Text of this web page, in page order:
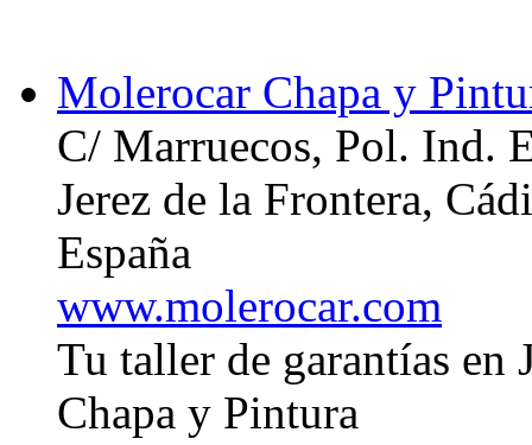
Molerocar Chapa y
C/ Marruecos, Pol. Ind.
Jerez de la Frontera,
España
www.molerocar.com
Tu taller de garantías en
Chapa y Pintura